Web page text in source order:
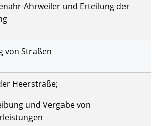
Ahrweiler und Erteilung der
von Straßen
Heerstraße;
und Vergabe von